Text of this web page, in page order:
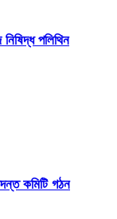
নিষিদ্ধ পলিথিন
কমিটি গঠন